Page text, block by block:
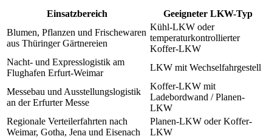
Einsatzbereich
Geeigneter LKW-Typ
Blumen, Pflanzen und Frischewaren
aus Thüringer Gärtnereien
Kühl-LKW oder
temperaturkontrollierter
Koffer-LKW
Nacht- und Expresslogistik am
Flughafen Erfurt-Weimar
LKW mit Wechselfahrgestell
Messebau und Ausstellungslogistik
an der Erfurter Messe
Koffer-LKW mit
Ladebordwand / Planen-
LKW
Regionale Verteilerfahrten nach
Weimar, Gotha, Jena und Eisenach
Planen-LKW oder Koffer-
LKW